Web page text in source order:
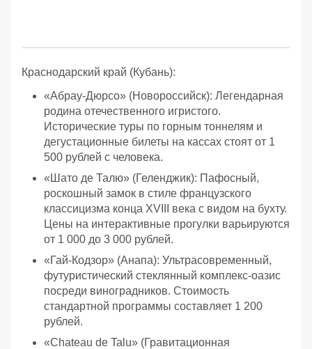
Краснодарский край (Кубань):
«Абрау-Дюрсо» (Новороссийск): Легендарная
родина отечественного игристого.
Исторические туры по горным тоннелям и
дегустационные билеты на кассах стоят от 1
500 рублей с человека.
«Шато де Талю» (Геленджик): Пафосный,
роскошный замок в стиле французского
классицизма конца XVIII века с видом на бухту.
Цены на интерактивные прогулки варьируются
от 1 000 до 3 000 рублей.
«Гай-Кодзор» (Анапа): Ультрасовременный,
футуристический стеклянный комплекс-оазис
посреди виноградников. Стоимость
стандартной программы составляет 1 200
рублей.
«Chateau de Talu» (Гравитационная